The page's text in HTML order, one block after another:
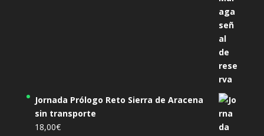
Jornada Prólogo Reto Sierra de Aracena
sin transporte
18,00€